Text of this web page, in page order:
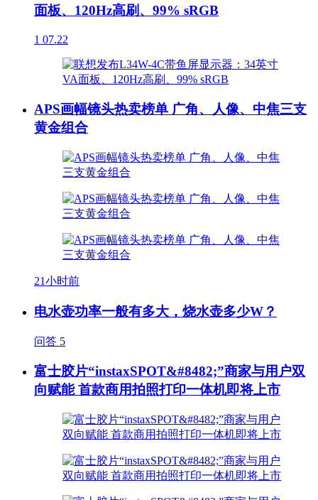
面板、120Hz高刷、99% sRGB
1 07.22
APS画幅镜头热卖榜单 广角、人像、中焦三支
黄金组合
21小时前
电水壶功率一般有多大，烧水壶多少W？
问答 5
富士胶片“instaxSPOT&#8482;”商家与用户双
向赋能 首款商用拍照打印一体机即将上市